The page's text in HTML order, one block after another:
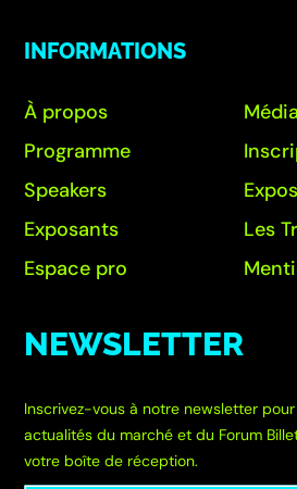
INFORMATIONS
À propos
Programme
Speakers
Exposants
Espace pro
Média
Les
NEWSLETTER
Inscrivez-vous à notre newsletter
actualités du marché et du Forum
votre boîte de réception.